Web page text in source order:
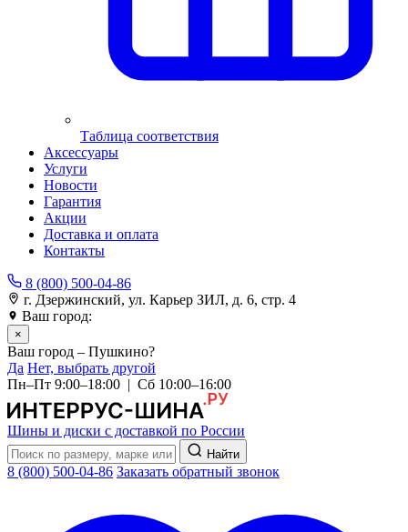
Таблица соответствия
Аксессуары
Услуги
Новости
Гарантия
Акции
Доставка и оплата
Контакты
8 (800) 500-04-86
г. Дзержинский, ул. Карьер ЗИЛ, д. 6, стр. 4
Ваш город:
×
Ваш город – Пушкино?
Да Нет, выбрать другой
Пн–Пт 9:00–18:00 | Сб 10:00–16:00
Шины и диски с доставкой по России
Найти
8 (800) 500-04-86 Заказать обратный звонок